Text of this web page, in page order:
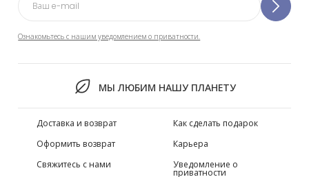
Ознакомьтесь с нашим уведомлением о приватности.
МЫ ЛЮБИМ НАШУ ПЛАНЕТУ
Доставка и возврат
Оформить возврат
Свяжитесь с нами
Как сделать подарок
Карьера
Уведомление о
приватности